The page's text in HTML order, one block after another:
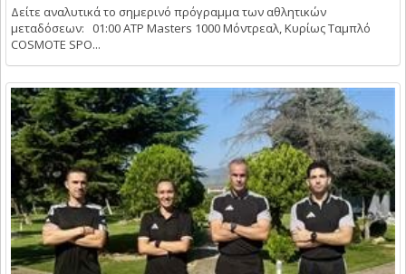
Δείτε αναλυτικά το σημερινό πρόγραμμα των αθλητικών
μεταδόσεων: 01:00 ATP Masters 1000 Μόντρεαλ, Κυρίως Ταμπλό
COSMOTE SPO...